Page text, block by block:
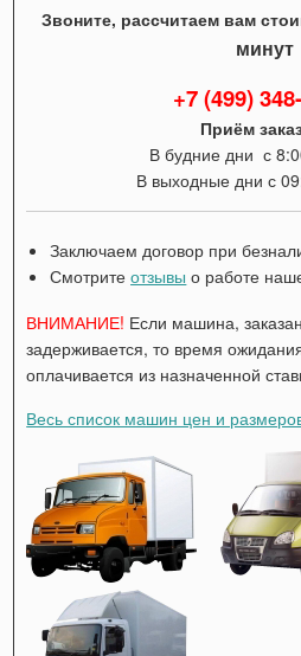
Звоните, рассчитаем вам
минут
+7 (499)
Приём
В будние дни с
В выходные дни с
Заключаем договор при
Смотритеотзывы о работе
ВНИМАНИЕ! Если машина,
задерживается, то время
оплачивается из назначенной
Весь список машин цен и